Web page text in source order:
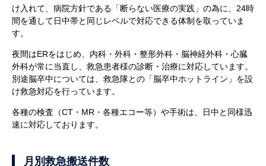
け入れて、病院方針である「断らない医療の実践」の為に、24時
間を通して日中帯と同じレベルで対応できる体制を取っていま
す。
夜間はERをはじめ、内科・外科・整形外科・脳神経外科・心臓
外科が常に当直し、救急患者様の診断・治療に対応しています。
別途脳卒中については、救急隊との「脳卒中ホットライン」を設
け救急対応を行っています。
各種の検査（CT・MR・各種エコー等）や手術は、日中と同様迅
速に対応しております。
月別救急搬送件数